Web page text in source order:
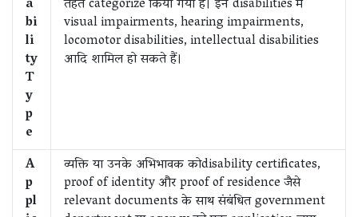
bi
li
ty
T
y
p
e
visual impairments, hearing impairments,
locomotor disabilities, intellectual disabilities
आदि शामिल हो सकते हैं।
A
p
pl
व्यक्ति या उनके अभिभावक कोdisability certificates,
proof of identity और proof of residence जैसे
relevant documents के साथ संबंधित government